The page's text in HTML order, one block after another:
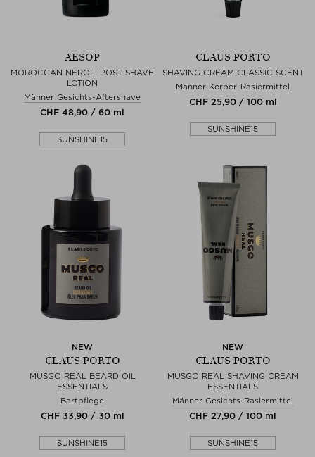
AESOP
MOROCCAN NEROLI POST-SHAVE
LOTION
Männer Gesichts-Aftershave
CHF 48,90 / 60 ml
SUNSHINE15
CLAUS PORTO
SHAVING CREAM CLASSIC SCENT
Männer Körper-Rasiermittel
CHF 25,90 / 100 ml
SUNSHINE15
NEW
CLAUS PORTO
MUSGO REAL BEARD OIL
ESSENTIALS
Bartpflege
CHF 33,90 / 30 ml
SUNSHINE15
NEW
CLAUS PORTO
MUSGO REAL SHAVING CREAM
ESSENTIALS
Männer Gesichts-Rasiermittel
CHF 27,90 / 100 ml
SUNSHINE15